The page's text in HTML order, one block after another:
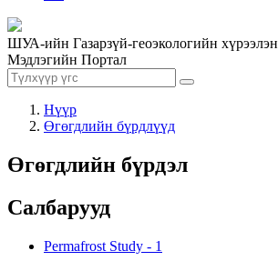
ШУА-ийн Газарзүй-геоэкологийн хүрээлэн
Мэдлэгийн Портал
Нүүр
Өгөгдлийн бүрдлүүд
Өгөгдлийн бүрдэл
Салбарууд
Permafrost Study - 1